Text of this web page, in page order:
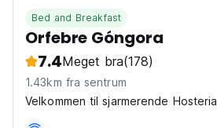
Bed and Breakfast
Orfebre Góngora
7.4Meget bra(178)
1.43km fra sentrum
Velkommen til sjarmerende